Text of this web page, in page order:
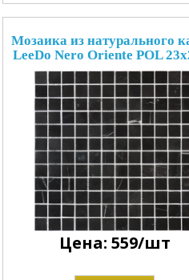
Мозаика из натурального
LeeDo Nero Oriente POL
Цена: 559/шт